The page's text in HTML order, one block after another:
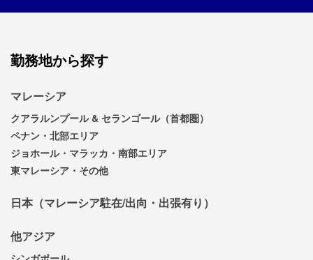
勤務地から探す
マレーシア
クアラルンプール & セランゴール（首都圏）
ペナン・北部エリア
ジョホール・マラッカ・南部エリア
東マレーシア・その他
日本（マレーシア駐在/出向・出張有り）
他アジア